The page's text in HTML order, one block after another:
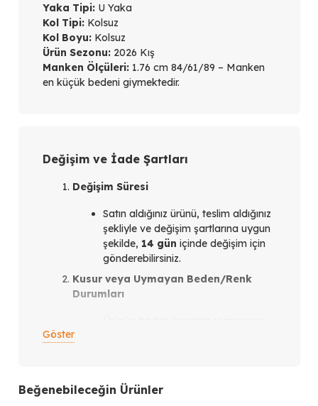
Yaka Tipi: U Yaka
Kol Tipi: Kolsuz
Kol Boyu: Kolsuz
Ürün Sezonu: 2026 Kış
Manken Ölçüleri: 1.76 cm 84/61/89 – Manken
en küçük bedeni giymektedir.
Değişim ve İade Şartları
Değişim Süresi
Satın aldığınız ürünü, teslim aldığınız
şekliyle ve değişim şartlarına uygun
şekilde, 14 gün içinde değişim için
gönderebilirsiniz.
Kusur veya Uymayan Beden/Renk
Durumları
içinde
gerekmektedir.
Göster
Beğenebileceğin Ürünler